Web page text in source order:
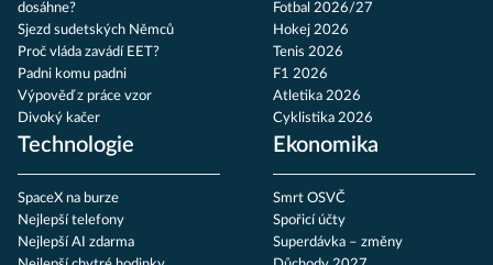
dosáhne?
Sjezd sudetských Němců
Proč vláda zavádí EET?
Padni komu padni
Výpověď z práce vzor
Divoký kačer
Fotbal 2026/27
Hokej 2026
Tenis 2026
F1 2026
Atletika 2026
Cyklistika 2026
Technologie
SpaceX na burze
Nejlepší telefony
Nejlepší AI zdarma
Ekonomika
Smrt OSVČ
Spořicí účty
Superdávka – změny